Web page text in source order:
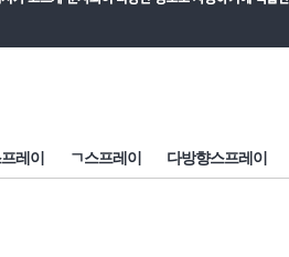
레이 ㄱ스프레이 다방향스프레이